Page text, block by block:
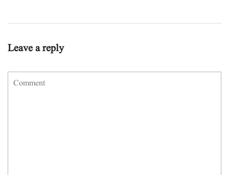
Leave a reply